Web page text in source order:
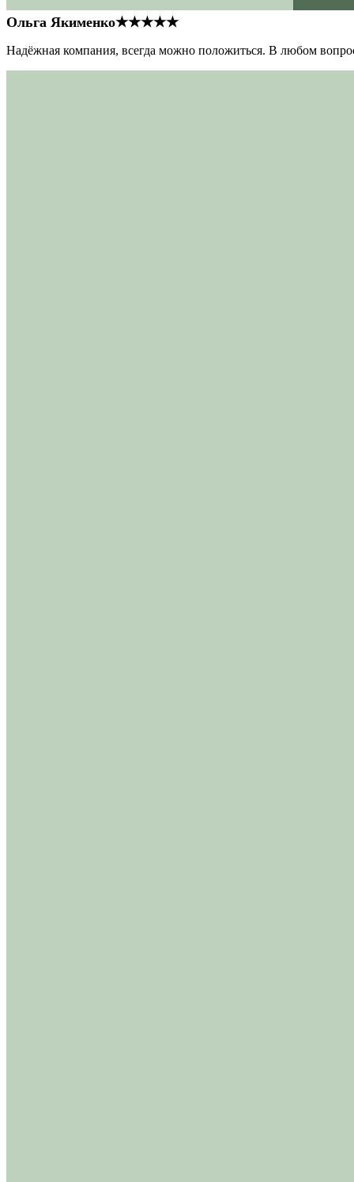
Ольга Якименко★★★★★
Надёжная компания, всегда можно положиться. В любом